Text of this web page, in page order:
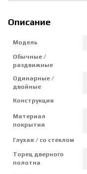
Описание
Модель
Обычные /
раздвижные
Одинарные /
двойные
Конструкция
Материал
покрытия
Глухая / со стеклом
Торец дверного
полотна